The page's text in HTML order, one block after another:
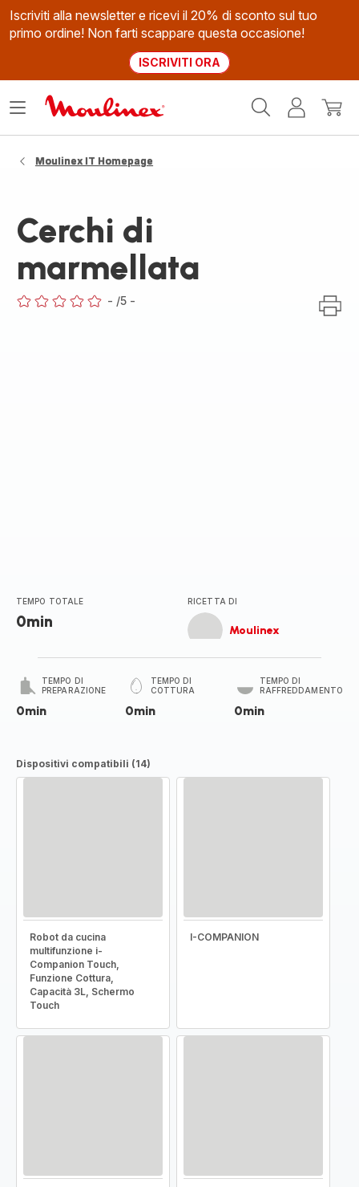
Iscriviti alla newsletter e ricevi il 20% di sconto sul tuo
primo ordine! Non farti scappare questa occasione!
ISCRIVITI ORA
Il
Apri
Moulinex IT Homepage
Cerchi di
marmellata
- /5 -
TEMPO TOTALE
0min
RICETTA DI
Moulinex
TEMPO DI
PREPARAZIONE
0min
TEMPO DI
COTTURA
0min
TEMPO DI
RAFFREDDAMENTO
0min
Dispositivi compatibili (14)
Robot da cucina
multifunzione i-
Companion Touch,
Funzione Cottura,
Capacità 3L, Schermo
Touch
I-COMPANION